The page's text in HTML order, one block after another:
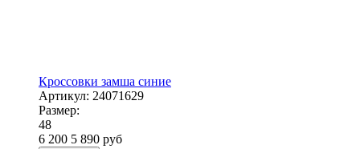
Кроссовки замша синие
Артикул: 24071629
Размер:
48
6 200 5 890 руб